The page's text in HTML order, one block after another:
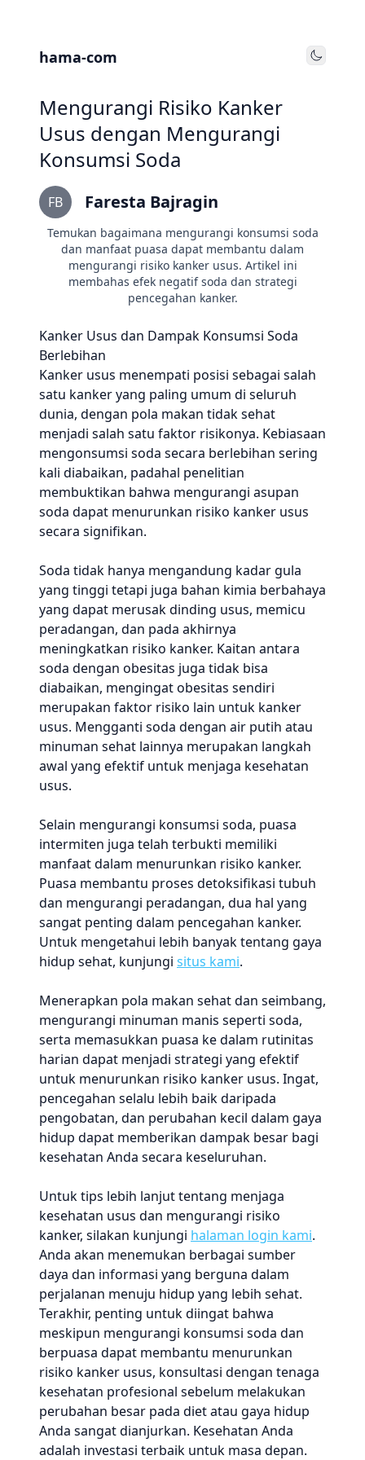
hama-com Toggle
Mengurangi Risiko Kanker
Usus dengan Mengurangi
Konsumsi Soda
FB Faresta Bajragin
Temukan bagaimana mengurangi konsumsi soda
dan manfaat puasa dapat membantu dalam
mengurangi risiko kanker usus. Artikel ini
membahas efek negatif soda dan strategi
pencegahan kanker.
Kanker Usus dan Dampak Konsumsi Soda
Berlebihan
Kanker usus menempati posisi sebagai salah
satu kanker yang paling umum di seluruh
dunia, dengan pola makan tidak sehat
menjadi salah satu faktor risikonya. Kebiasaan
mengonsumsi soda secara berlebihan sering
kali diabaikan, padahal penelitian
membuktikan bahwa mengurangi asupan
soda dapat menurunkan risiko kanker usus
secara signifikan.
Soda tidak hanya mengandung kadar gula
yang tinggi tetapi juga bahan kimia berbahaya
yang dapat merusak dinding usus, memicu
peradangan, dan pada akhirnya
meningkatkan risiko kanker. Kaitan antara
soda dengan obesitas juga tidak bisa
diabaikan, mengingat obesitas sendiri
merupakan faktor risiko lain untuk kanker
usus. Mengganti soda dengan air putih atau
minuman sehat lainnya merupakan langkah
awal yang efektif untuk menjaga kesehatan
usus.
Selain mengurangi konsumsi soda, puasa
intermiten juga telah terbukti memiliki
manfaat dalam menurunkan risiko kanker.
Puasa membantu proses detoksifikasi tubuh
dan mengurangi peradangan, dua hal yang
sangat penting dalam pencegahan kanker.
Untuk mengetahui lebih banyak tentang gaya
hidup sehat, kunjungi situs kami.
Menerapkan pola makan sehat dan seimbang,
mengurangi minuman manis seperti soda,
serta memasukkan puasa ke dalam rutinitas
harian dapat menjadi strategi yang efektif
untuk menurunkan risiko kanker usus. Ingat,
pencegahan selalu lebih baik daripada
pengobatan, dan perubahan kecil dalam gaya
hidup dapat memberikan dampak besar bagi
kesehatan Anda secara keseluruhan.
Untuk tips lebih lanjut tentang menjaga
kesehatan usus dan mengurangi risiko
kanker, silakan kunjungi halaman login kami.
Anda akan menemukan berbagai sumber
daya dan informasi yang berguna dalam
perjalanan menuju hidup yang lebih sehat.
Terakhir, penting untuk diingat bahwa
meskipun mengurangi konsumsi soda dan
berpuasa dapat membantu menurunkan
risiko kanker usus, konsultasi dengan tenaga
kesehatan profesional sebelum melakukan
perubahan besar pada diet atau gaya hidup
Anda sangat dianjurkan. Kesehatan Anda
adalah investasi terbaik untuk masa depan.